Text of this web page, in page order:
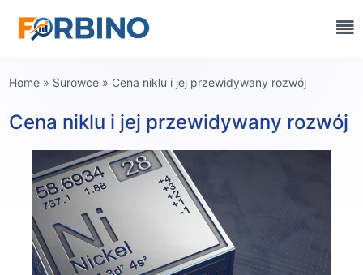
Home » Surowce » Cena niklu i jej przewidywany rozwój
Cena niklu i jej przewidywany rozwój